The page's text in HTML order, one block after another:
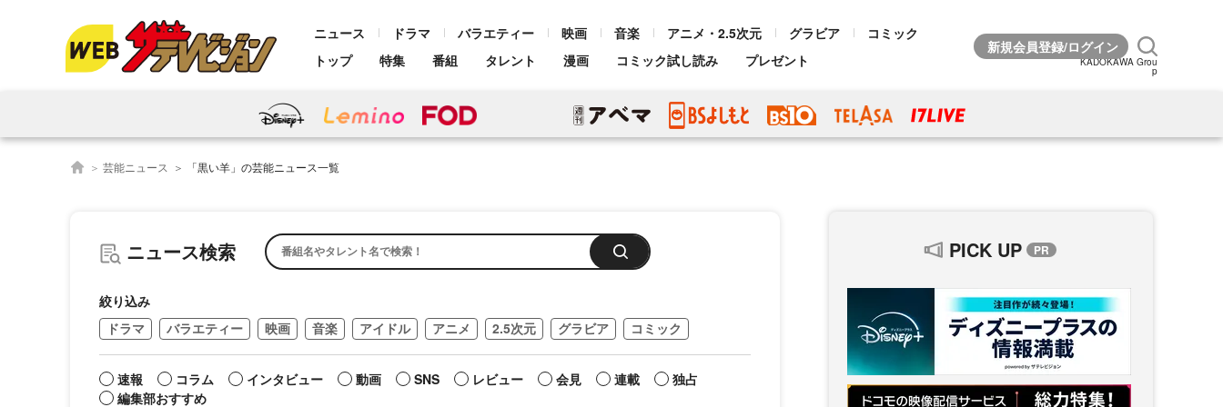
ニュース ドラマ バラエティー 映画 音楽 アニメ・2.5次元 グラビア
コミック
トップ
特集 番組 タレント 漫画 コミック試し読み プレゼント KADOKAWA Grou
p
芸能ニュース 「黒い羊」の芸能ニュース一覧
ニュース検索
絞り込み
ドラマ
バラエティー 映画 音楽 アイドル アニメ 2.5次元 グラビア コミック
速報 コラム インタビュー 動画 SNS レビュー 会見 連載
独占
編集部おすすめ
PICK UP